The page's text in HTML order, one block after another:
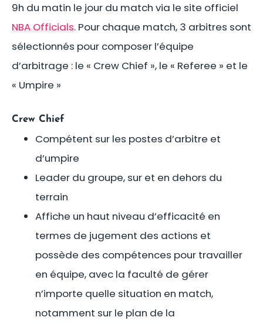
9h du matin le jour du match via le site officiel
NBA Officials. Pour chaque match, 3 arbitres sont
sélectionnés pour composer l’équipe
d’arbitrage : le « Crew Chief », le « Referee » et le
« Umpire »
Crew Chief
Compétent sur les postes d’arbitre et
d’umpire
Leader du groupe, sur et en dehors du
terrain
Affiche un haut niveau d’efficacité en
termes de jugement des actions et
possède des compétences pour travailler
en équipe, avec la faculté de gérer
n’importe quelle situation en match,
notamment sur le plan de la